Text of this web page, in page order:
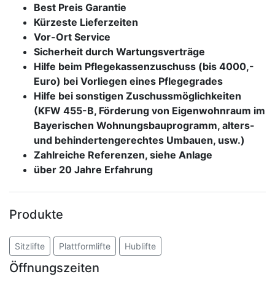
Best Preis Garantie
Kürzeste Lieferzeiten
Vor-Ort Service
Sicherheit durch Wartungsverträge
Hilfe beim Pflegekassenzuschuss (bis 4000,-
Euro) bei Vorliegen eines Pflegegrades
Hilfe bei sonstigen Zuschussmöglichkeiten
(KFW 455-B, Förderung von Eigenwohnraum im
Bayerischen Wohnungsbauprogramm, alters-
und behindertengerechtes Umbauen, usw.)
Zahlreiche Referenzen, siehe Anlage
über 20 Jahre Erfahrung
Produkte
Sitzlifte Plattformlifte Hublifte
Öffnungszeiten